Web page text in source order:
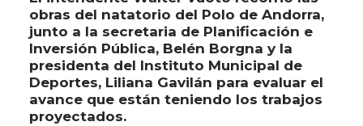
obras del natatorio del Polo de Andorra,
junto a la secretaria de Planificación e
Inversión Pública, Belén Borgna y la
presidenta del Instituto Municipal de
Deportes, Liliana Gavilán para evaluar el
avance que están teniendo los trabajos
proyectados.